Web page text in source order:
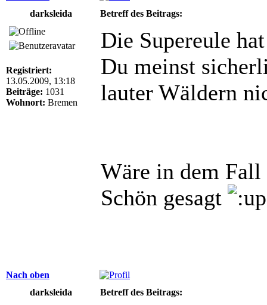
darksleida
Betreff des Beitrags:
Registriert:
13.05.2009, 13:18
Beiträge: 1031
Wohnort: Bremen
Die Supereule
Du meinst
lauter Wäldern
Wäre in dem
Schön gesagt
Nach oben
darksleida
Betreff des Beitrags: